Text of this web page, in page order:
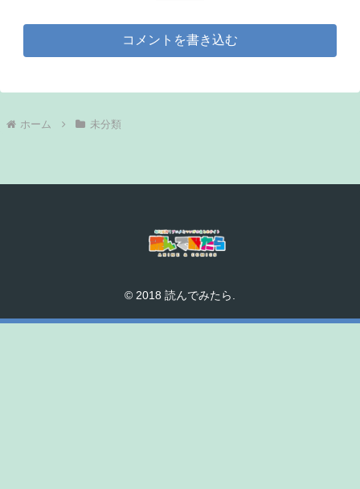
コメントを書き込む
ホーム 未分類
© 2018 読んでみたら.